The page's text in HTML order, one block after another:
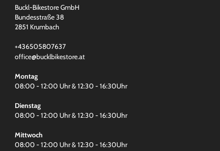
Buckl-Bikestore GmbH
Bundesstraße 38
2851 Krumbach
+436505807637
office@bucklbikestore.at
Montag
08:00 - 12:00 Uhr & 12:30 - 16:30Uhr
Dienstag
08:00 - 12:00 Uhr & 12:30 - 16:30Uhr
Mittwoch
08:00 - 12:00 Uhr & 12:30 - 16:30Uhr